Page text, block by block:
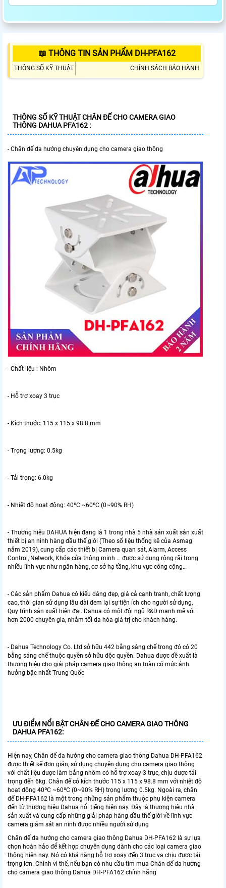
📖 THÔNG TIN SẢN PHẨM DH-PFA162
THÔNG SỐ KỸ THUẬT CHÍNH SÁCH BẢO HÀNH
THÔNG SỐ KỸ THUẬT CHÂN ĐẾ CHO CAMERA GIAO
THÔNG DAHUA PFA162 :
- Chân đế đa hướng chuyên dụng cho camera giao thông
- Chất liệu : Nhôm
- Hỗ trợ xoay 3 trục
- Kích thước: 115 x 115 x 98.8 mm
- Trọng lượng: 0.5kg
- Tải trọng: 6.0kg
- Nhiệt độ hoạt động: 40ºC ~60ºC (0~90% RH)
- Thương hiệu DAHUA hiện đang là 1 trong nhà 5 nhà sản xuất sản xuất
thiết bị an ninh hàng đầu thế giới (Theo số liệu thống kê của Asmag
năm 2019), cung cấp các thiết bị Camera quan sát, Alarm, Access
Control, Network, Khóa cửa thông minh … được sử dụng rộng rãi trong
nhiều lĩnh vực như ngân hàng, cơ sở hạ tầng, khu vực công cộng…
- Các sản phẩm Dahua có kiểu dáng đẹp, giá cả cạnh tranh, chất lượng
cao, thời gian sử dụng lâu dài đem lại sự tiện ích cho người sử dụng,
Quy trình sản xuất hiện đại. Dahua có một đội ngũ R&D mạnh mẽ với
hơn 2000 chuyên gia, nhằm tối đa hóa giá trị cho khách hàng.
- Dahua Technology Co. Ltd sở hữu 442 bằng sáng chế trong đó có 20
bằng sáng chế thuộc quyền sở hữu độc quyền. Dahua được đề xuất là
thương hiệu cho giải pháp camera giao thông an toàn có mức ảnh
hưởng bậc nhất Trung Quốc
ƯU ĐIỂM NỔI BẬT CHÂN ĐẾ CHO CAMERA GIAO THÔNG
DAHUA PFA162:
Hiện nay, Chân đế đa hướng cho camera giao thông Dahua DH-PFA162
được thiết kế đơn giản, sử dụng chuyên dụng cho camera giao thông
với chất liệu được làm bằng nhôm có hỗ trợ xoay 3 trục, chịu được tải
trọng đến 6kg. Chân đế có kích thước 115 x 115 x 98.8 mm với nhiệt độ
hoạt động 40ºC ~60ºC (0~90% RH) trọng lượng 0.5kg. Ngoài ra, chân
đế DH-PFA162 là một trong những sản phẩm thuộc phụ kiện camera
đến từ thương hiệu Dahua nổi tiếng hiện nay. Đây là thương hiệu nhà
sản xuất và cung cấp những giải pháp hàng đầu thế giới về lĩnh vực
camera giám sát an ninh được nhiều người sử dụng
Chân đế đa hướng cho camera giao thông Dahua DH-PFA162 là sự lựa
chọn hoàn hảo để kết hợp chuyên dụng dành cho các loại camera giao
thông hiện nay. Nó có khả năng hỗ trợ xoay đến 3 trục va chịu được tải
trọng lớn. Chính vì thế, nếu bạn có nhu cầu tìm mua Chân đế đa hướng
cho camera giao thông Dahua DH-PFA162 chính hãng